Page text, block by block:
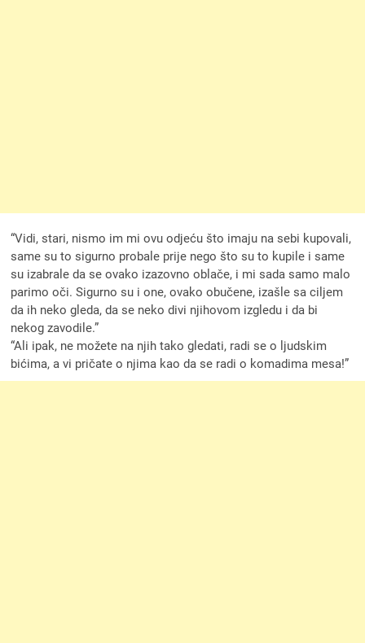
“Vidi, stari, nismo im mi ovu odjeću što imaju na sebi kupovali,
same su to sigurno probale prije nego što su to kupile i same
su izabrale da se ovako izazovno oblače, i mi sada samo malo
parimo oči. Sigurno su i one, ovako obučene, izašle sa ciljem
da ih neko gleda, da se neko divi njihovom izgledu i da bi
nekog zavodile.”
“Ali ipak, ne možete na njih tako gledati, radi se o ljudskim
bićima, a vi pričate o njima kao da se radi o komadima mesa!”